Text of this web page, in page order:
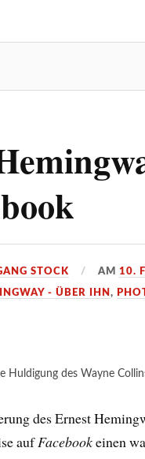
STOCK AM10.
- ÜBER IHN,
Huldigung des Wayne
des Ernest
aufFacebookeinen